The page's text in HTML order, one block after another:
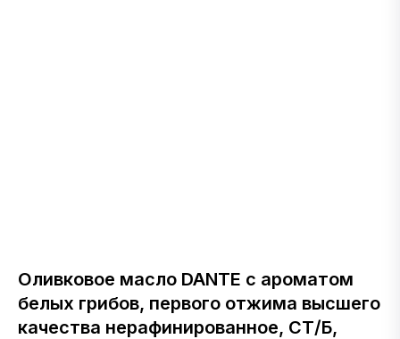
Оливковое масло DANTE с ароматом
белых грибов, первого отжима высшего
качества нерафинированное, СТ/Б,